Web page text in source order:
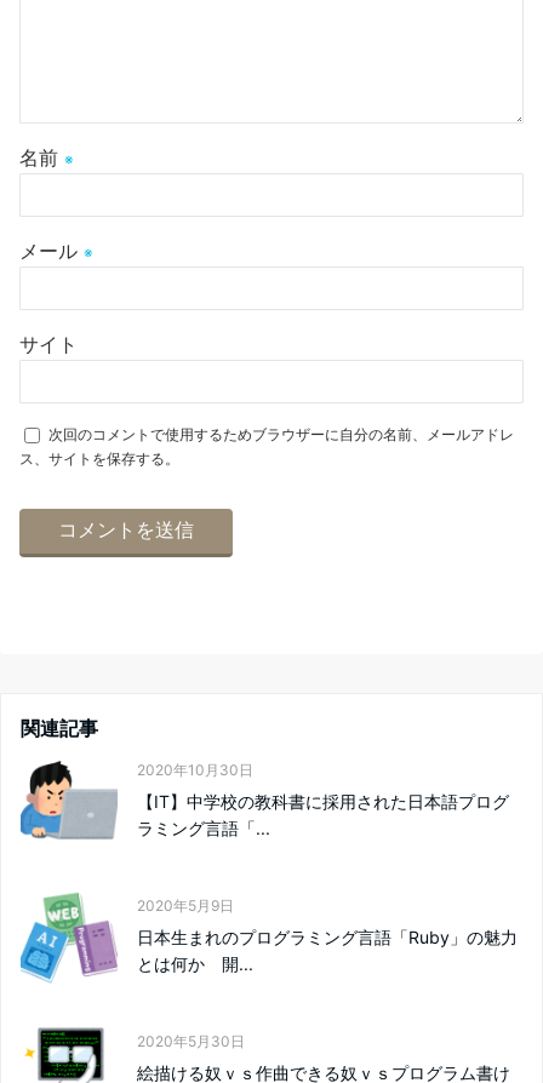
名前 ※
メール ※
サイト
次回のコメントで使用するためブラウザーに自分の名前、メールアドレ
ス、サイトを保存する。
関連記事
2020年10月30日
【IT】中学校の教科書に採用された日本語プログ
ラミング言語「...
2020年5月9日
日本生まれのプログラミング言語「Ruby」の魅力
とは何か 開...
2020年5月30日
絵描ける奴ｖｓ作曲できる奴ｖｓプログラム書け